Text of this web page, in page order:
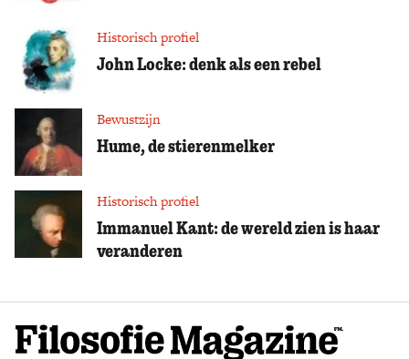
Historisch profiel
John Locke: denk als een rebel
Bewustzijn
Hume, de stierenmelker
Historisch profiel
Immanuel Kant: de wereld zien is haar
veranderen